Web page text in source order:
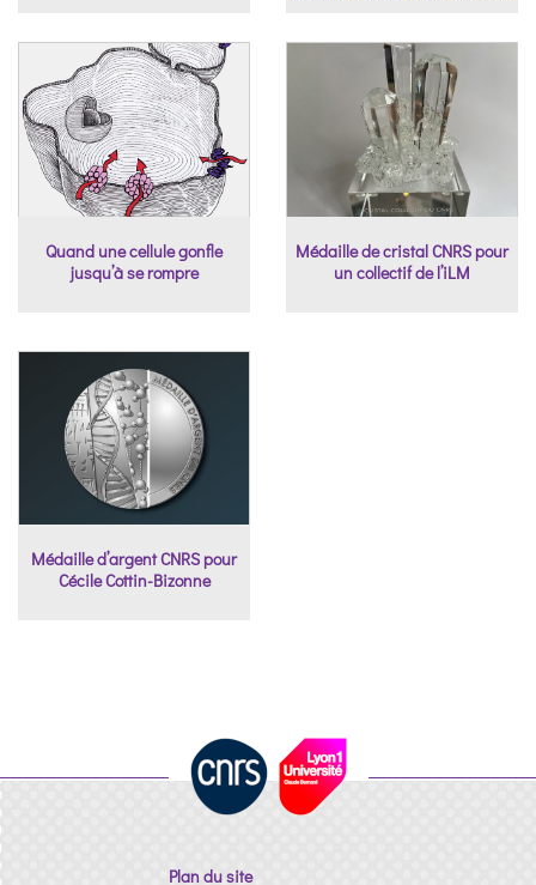
Quand une cellule gonfle
jusqu’à se rompre
Médaille de cristal CNRS pour
un collectif de l’iLM
Médaille d’argent CNRS pour
Cécile Cottin-Bizonne
Plan du site